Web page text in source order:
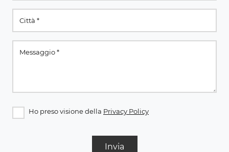
Ho preso visione della Privacy Policy
Invia